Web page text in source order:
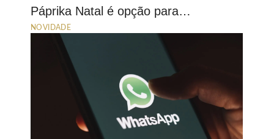
Páprika Natal é opção para…
NOVIDADE